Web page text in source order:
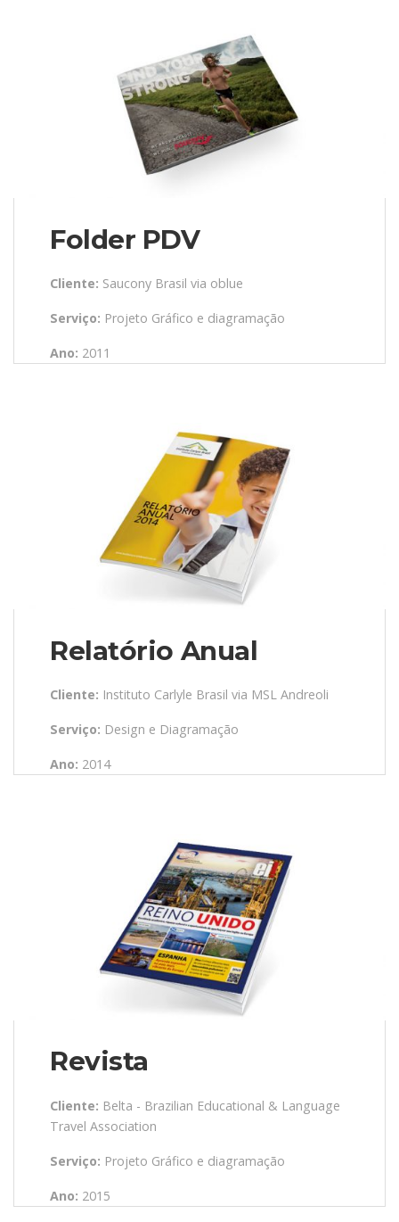
Folder PDV
Cliente: Saucony Brasil via oblue
Serviço: Projeto Gráfico e diagramação
Ano: 2011
Relatório Anual
Cliente: Instituto Carlyle Brasil via MSL Andreoli
Serviço: Design e Diagramação
Ano: 2014
Revista
Cliente: Belta - Brazilian Educational & Language
Travel Association
Serviço: Projeto Gráfico e diagramação
Ano: 2015